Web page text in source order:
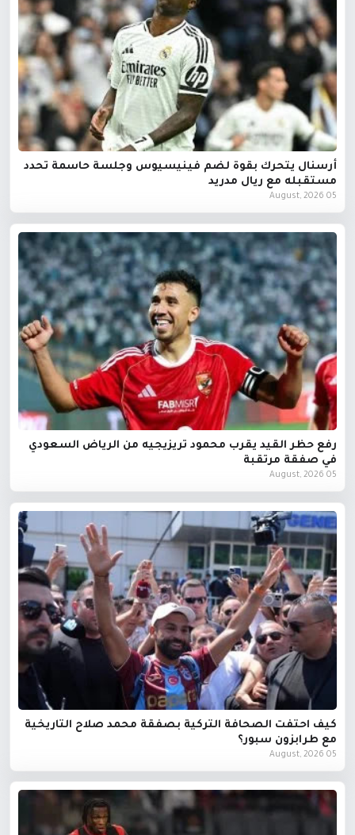
أرسنال يتحرك بقوة لضم فينيسيوس وجلسة حاسمة تحدد
مستقبله مع ريال مدريد
05 August, 2026
رفع حظر القيد يقرب محمود تريزيجيه من الرياض السعودي
في صفقة مرتقبة
05 August, 2026
كيف احتفت الصحافة التركية بصفقة محمد صلاح التاريخية
مع طرابزون سبور؟
05 August, 2026